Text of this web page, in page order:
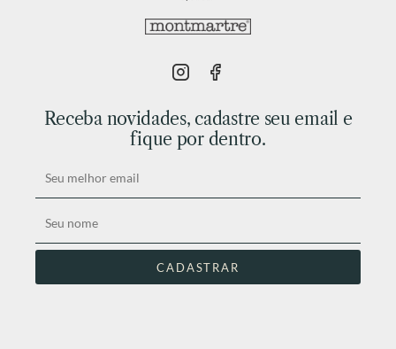
Receba novidades, cadastre seu email e
fique por dentro.